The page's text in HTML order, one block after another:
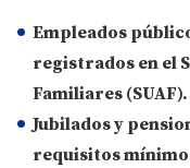
Empleados
registrados en el
Familiares (SUAF).
Jubilados y
requisitos